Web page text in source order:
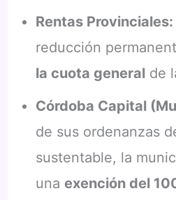
Rentas Provinciales:
reducción
la cuota general de
Córdoba Capital
de sus ordenanzas
sustentable, la
una exención del